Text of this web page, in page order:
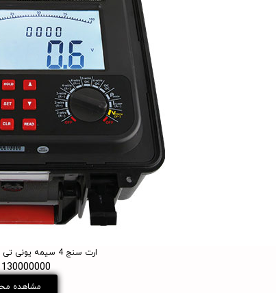
ارت سنج 4 سیمه یونی تی مدل UNI-T UT575B
130000000 تومان
مشاهده